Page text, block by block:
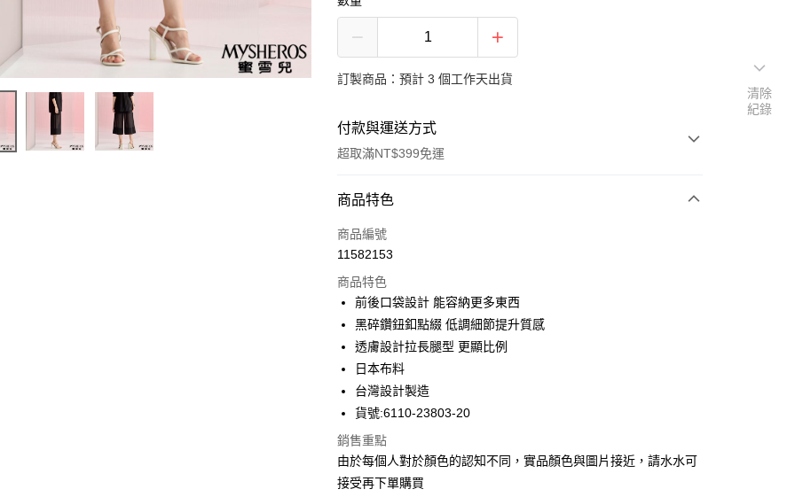
訂製商品：預計 3 個工作天出貨
付款與運送方式
超取滿NT$399免運
付款方式
信用卡一次付款
Apple Pay
街口支付
悠遊付
全盈+PAY
貨到付款
商品特色
商品編號
11582153
商品特色
前後口袋設計 能容納更多東西
黑碎鑽鈕釦點綴 低調細節提升質感
透膚設計拉長腿型 更顯比例
日本布料
台灣設計製造
貨號:6110-23803-20
銷售重點
由於每個人對於顏色的認知不同，實品顏色與圖片接近，請水水可
接受再下單購買
清除
紀錄